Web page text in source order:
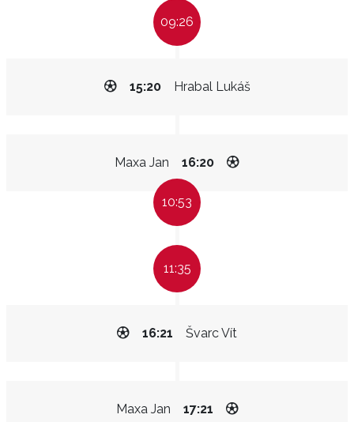
09:26
Hrabal Lukáš
15:20
Maxa Jan 16:20
10:53
11:35
Švarc Vít
16:21
Maxa Jan 17:21